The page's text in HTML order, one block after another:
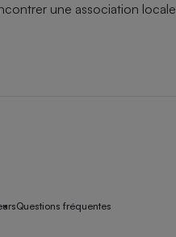
une association locale
Questions fréquentes